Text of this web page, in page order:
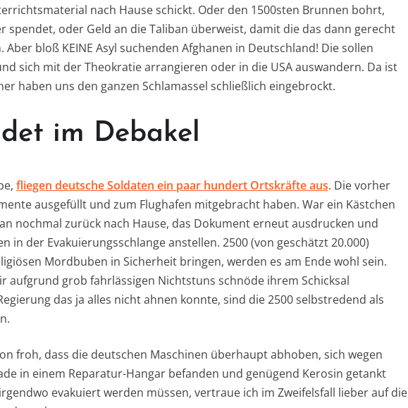
nach Hause schickt. Oder den 1500sten Brunnen bohrt,
spendet, oder Geld an die Taliban überweist, damit die das dann gerecht
bloß KEINE Asyl suchenden Afghanen in Deutschland! Die sollen
sich mit der Theokratie arrangieren oder in die USA auswandern. Da ist
haben uns den ganzen Schlamassel schließlich eingebrockt.
im Debakel
fliegen deutsche Soldaten ein paar hundert Ortskräfte aus. Die vorher
ausgefüllt und zum Flughafen mitgebracht haben. War ein Kästchen
nochmal zurück nach Hause, das Dokument erneut ausdrucken und
in der Evakuierungsschlange anstellen. 2500 (von geschätzt 20.000)
Mordbuben in Sicherheit bringen, werden es am Ende wohl sein.
aufgrund grob fahrlässigen Nichtstuns schnöde ihrem Schicksal
das ja alles nicht ahnen konnte, sind die 2500 selbstredend als
froh, dass die deutschen Maschinen überhaupt abhoben, sich wegen
in einem Reparatur-Hangar befanden und genügend Kerosin getankt
evakuiert werden müssen, vertraue ich im Zweifelsfall lieber auf die